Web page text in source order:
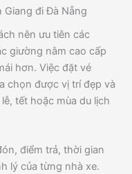
Giang đi Đà Nẵng
nên ưu tiên các
giường nằm cao cấp
hơn. Việc đặt vé
chọn được vị trí đẹp và
tết hoặc mùa du lịch
điểm trả, thời gian
lý của từng nhà xe.